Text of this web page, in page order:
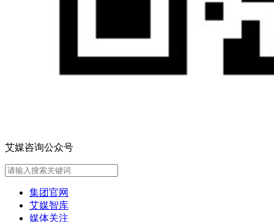
艾媒咨询公众号
集团官网
艾媒智库
媒体关注